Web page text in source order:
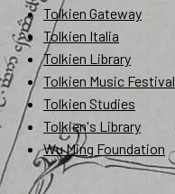
Tolkien Gateway
Tolkien Italia
Tolkien Library
Tolkien Music Festival
Tolkien Studies
Tolkien's Library
Wu Ming Foundation